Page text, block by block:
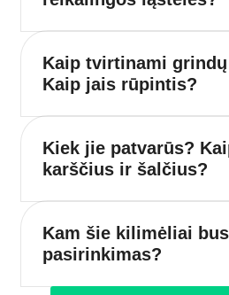
Kaip tvirtinami
Kaip jais rūpintis?
Kiek jie patvarūs?
karščius ir šalčius?
Kam šie kilimėliai
pasirinkimas?